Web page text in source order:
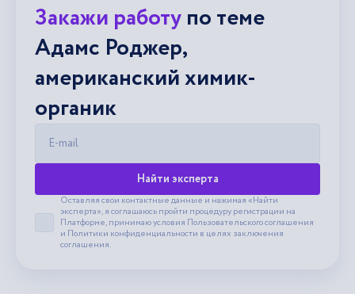
Закажи работупо теме
Адамс Роджер,
американский химик-
органик
Найти эксперта
Принять пользовательское соглашение
Оставляя свои контактные данные и нажимая «Найти
эксперта», я соглашаюсь пройти процедуру регистрации на
Платформе, принимаю условия Пользовательского соглашения
и Политики конфиденциальности в целях заключения
соглашения.